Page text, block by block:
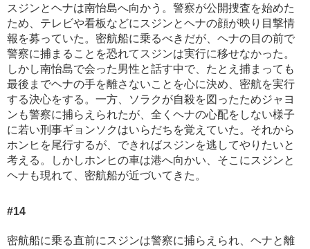
スジンとヘナは南怡島へ向かう。警察が公開捜査を始めた
ため、テレビや看板などにスジンとヘナの顔が映り目撃情
報を募っていた。密航船に乗るべきだが、ヘナの目の前で
警察に捕まることを恐れてスジンは実行に移せなかった。
しかし南怡島で会った男性と話す中で、たとえ捕まっても
最後までヘナの手を離さないことを心に決め、密航を実行
する決心をする。一方、ソラクが自殺を図ったためジャヨ
ンも警察に捕らえられたが、全くヘナの心配をしない様子
に若い刑事ギョンソクはいらだちを覚えていた。それから
ホンヒを尾行するが、できればスジンを逃してやりたいと
考える。しかしホンヒの車は港へ向かい、そこにスジンと
ヘナも現れて、密航船が近づいてきた。
#14
密航船に乗る直前にスジンは警察に捕らえられ、ヘナと離